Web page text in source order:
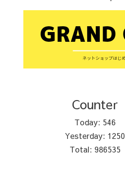
Counter
Today: 546
Yesterday: 1250
Total: 986535